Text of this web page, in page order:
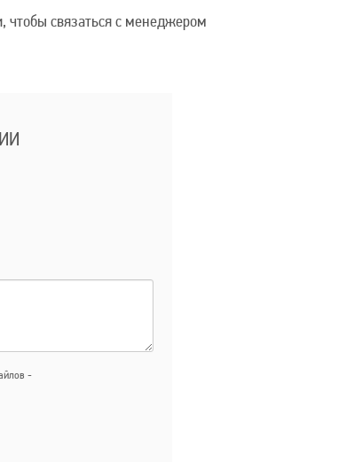
чтобы связаться с менеджером
-